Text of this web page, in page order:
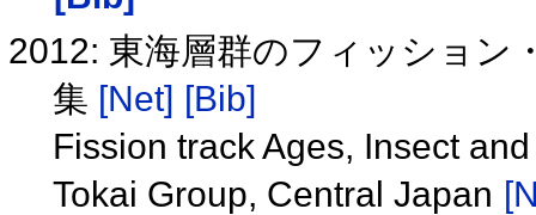
2012: 東海層群のフィッション
集 [Net] [Bib]
Fission track Ages, Insect
Tokai Group, Central Japan